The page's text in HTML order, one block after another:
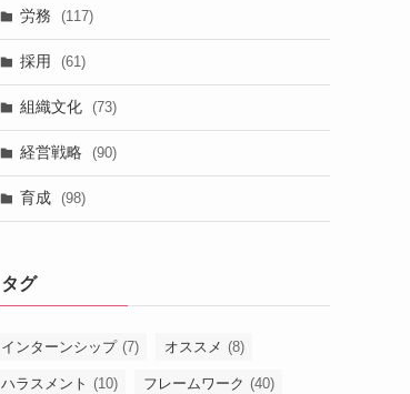
労務 (117)
採用 (61)
組織文化 (73)
経営戦略 (90)
育成 (98)
タグ
インターンシップ (7) オススメ (8)
ハラスメント (10) フレームワーク (40)